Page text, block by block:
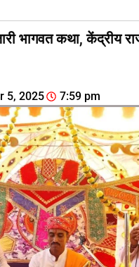
भागवत कथा, केंद्रीय
5, 2025 7:59 pm